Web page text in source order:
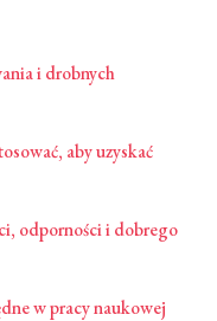
i drobnych
aby uzyskać
odporności i dobrego
w pracy naukowej